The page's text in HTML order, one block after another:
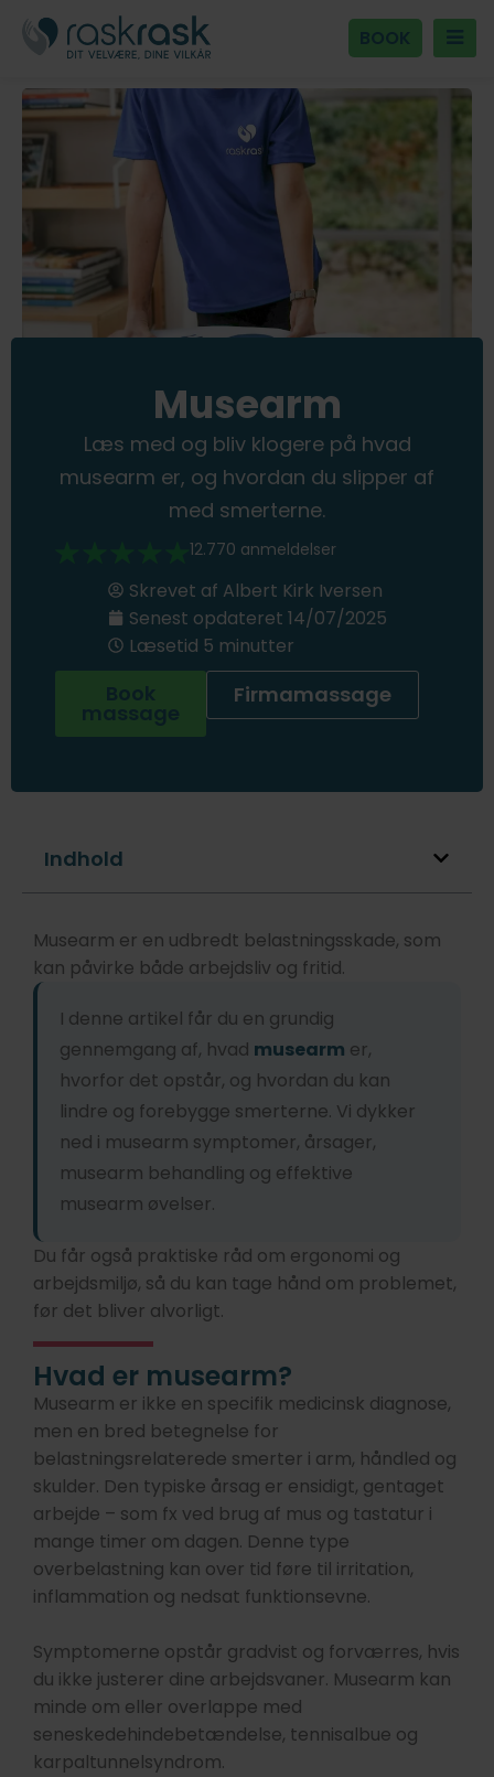
BOOK
Musearm
Læs med og bliv klogere på hvad
musearm er, og hvordan du slipper af
med smerterne.
12.770 anmeldelser
Skrevet af Albert Kirk Iversen
Senest opdateret 14/07/2025
Læsetid 5 minutter
Book
massage
Firmamassage
Indhold
Musearm er en udbredt belastningsskade, som
kan påvirke både arbejdsliv og fritid.
I denne artikel får du en grundig
gennemgang af, hvad musearm er,
hvorfor det opstår, og hvordan du kan
lindre og forebygge smerterne. Vi dykker
ned i musearm symptomer, årsager,
musearm behandling og effektive
musearm øvelser.
Du får også praktiske råd om ergonomi og
arbejdsmiljø, så du kan tage hånd om problemet,
før det bliver alvorligt.
Hvad er musearm?
Musearm er ikke en specifik medicinsk diagnose,
men en bred betegnelse for
belastningsrelaterede smerter i arm, håndled og
skulder. Den typiske årsag er ensidigt, gentaget
arbejde – som fx ved brug af mus og tastatur i
mange timer om dagen. Denne type
overbelastning kan over tid føre til irritation,
inflammation og nedsat funktionsevne.
Symptomerne opstår gradvist og forværres, hvis
du ikke justerer dine arbejdsvaner. Musearm kan
minde om eller overlappe med
seneskedehindebetændelse, tennisalbue og
karpaltunnelsyndrom.